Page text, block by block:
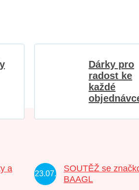
Dárky pro
radost ke
každé
a
23.07.
SOUTĚŽ se
BAAGL